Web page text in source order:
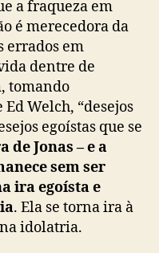
a fraqueza em
é merecedora da
errados em
dentre de
tomando
Welch, “desejos
egoístas que se
de Jonas – e a
sem ser
ira egoísta e
. Ela se torna ira à
idolatria.